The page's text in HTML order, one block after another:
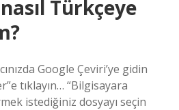
Türkçeye
Google Çeviri’ye gidin
tıklayın… “Bilgisayara
istediğiniz dosyayı seçin